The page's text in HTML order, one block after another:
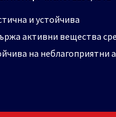
и устойчива
активни вещества
на неблагоприятни